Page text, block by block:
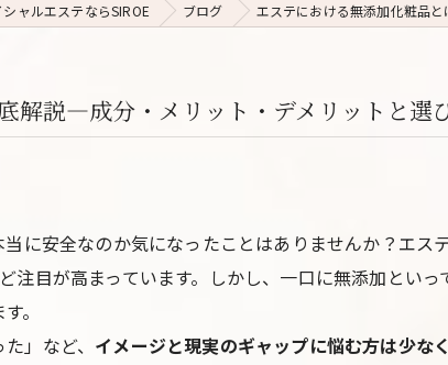
ャルエステならSIROE ブログ エステにおける無添加化粧品
解説―成分・メリット・デメリットと選
に安全なのか気になったことはありませんか？エ
目が高まっています。しかし、一口に無添加とい
。
」など、 イメージと現実のギャップに悩む方は少な